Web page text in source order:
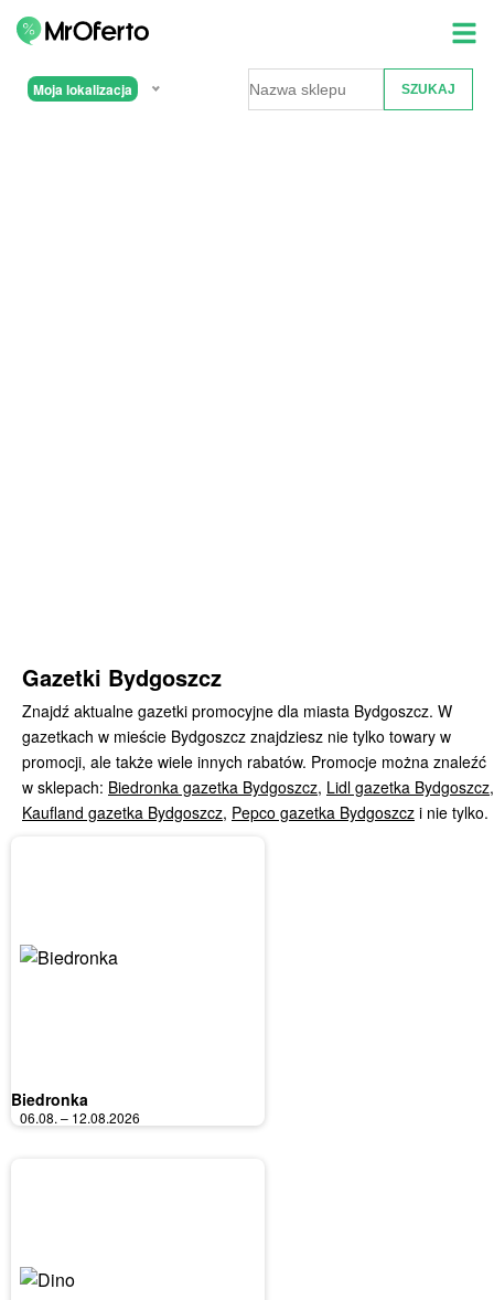
Moja lokalizacja
Gazetki Bydgoszcz
Znajdź aktualne gazetki promocyjne dla miasta Bydgoszcz. W
gazetkach w mieście Bydgoszcz znajdziesz nie tylko towary w
promocji, ale także wiele innych rabatów. Promocje można znaleźć
w sklepach: Biedronka gazetka Bydgoszcz, Lidl gazetka Bydgoszcz,
Kaufland gazetka Bydgoszcz, Pepco gazetka Bydgoszcz i nie tylko.
Biedronka
06.08. – 12.08.2026